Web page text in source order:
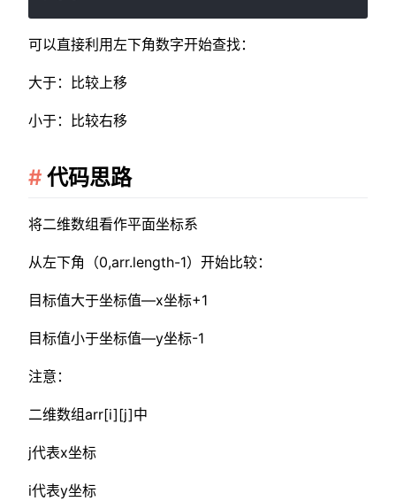
可以直接利用左下角数字开始查找：
大于：比较上移
小于：比较右移
代码思路
将二维数组看作平面坐标系
从左下角（0,arr.length-1）开始比较：
目标值大于坐标值—x坐标+1
目标值小于坐标值—y坐标-1
注意：
二维数组arr[i][j]中
j代表x坐标
i代表y坐标